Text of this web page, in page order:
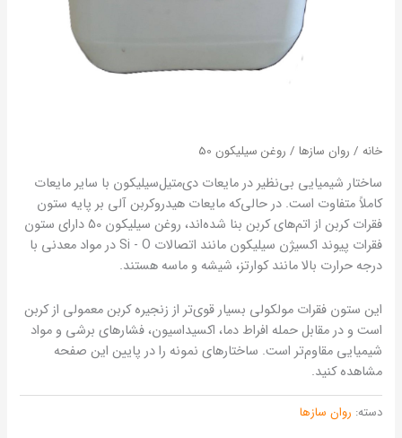
خانه / روان سازها / روغن سیلیکون 50
ساختار شیمیایی بی‌نظیر در مایعات دی‌متیل‌سیلیکون با سایر مایعات
کاملاً متفاوت است. در حالی‌که مایعات هیدروکربن آلی بر پایه ستون
فقرات کربن از اتم‌های کربن بنا شده‌اند، روغن سیلیکون 50 دارای ستون
فقرات پیوند اکسیژن سیلیکون مانند اتصالات Si ‐ O در مواد معدنی با
درجه حرارت بالا مانند کوارتز، شیشه و ماسه هستند.
این ستون فقرات مولکولی بسیار قوی‌تر از زنجیره کربن معمولی از کربن
است و در مقابل حمله افراط دما، اکسیداسیون، فشارهای برشی و مواد
شیمیایی مقاوم‌تر است. ساختارهای نمونه را در پایین این صفحه
مشاهده کنید.
دسته: روان سازها